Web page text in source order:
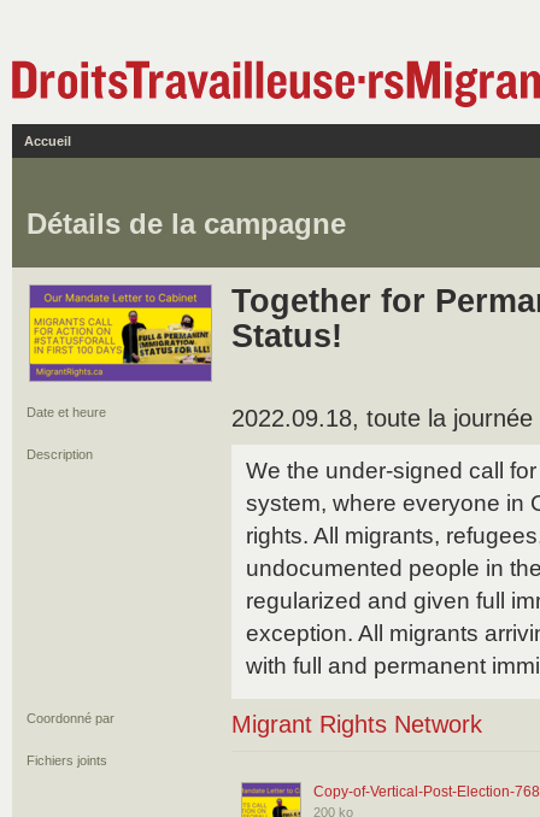
Accueil
Détails de la campagne
Together for
Status!
Date et heure 2022.09.18, toute la journée
Description
We the under-signed call
system, where everyone in
rights. All migrants,
undocumented people in
regularized and given full
exception. All migrants
with full and permanent
Coordonné par Migrant Rights Network
Fichiers joints
Copy-of-Vertical-Post-Election-
200 ko